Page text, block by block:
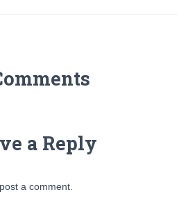
a Reply
a comment.